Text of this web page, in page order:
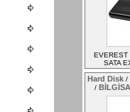
EVEREST
SATA
Hard Disk /
/